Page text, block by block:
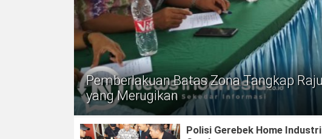
Pemberlakuan Batas Zona Tangkap
yang Merugikan
Polisi Gerebek Home